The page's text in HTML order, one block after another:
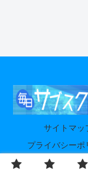
サイトマッ
プライバシーポ
©